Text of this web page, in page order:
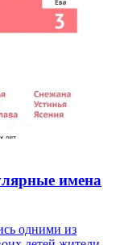
имена
одними из